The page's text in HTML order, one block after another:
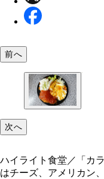
前へ
次へ
ハイライト食堂／「カ
はチーズ、アメリカン